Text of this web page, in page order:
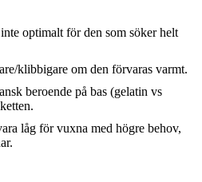
optimalt för den som söker helt
klibbigare om den förvaras varmt.
beroende på bas (gelatin vs
låg för vuxna med högre behov,